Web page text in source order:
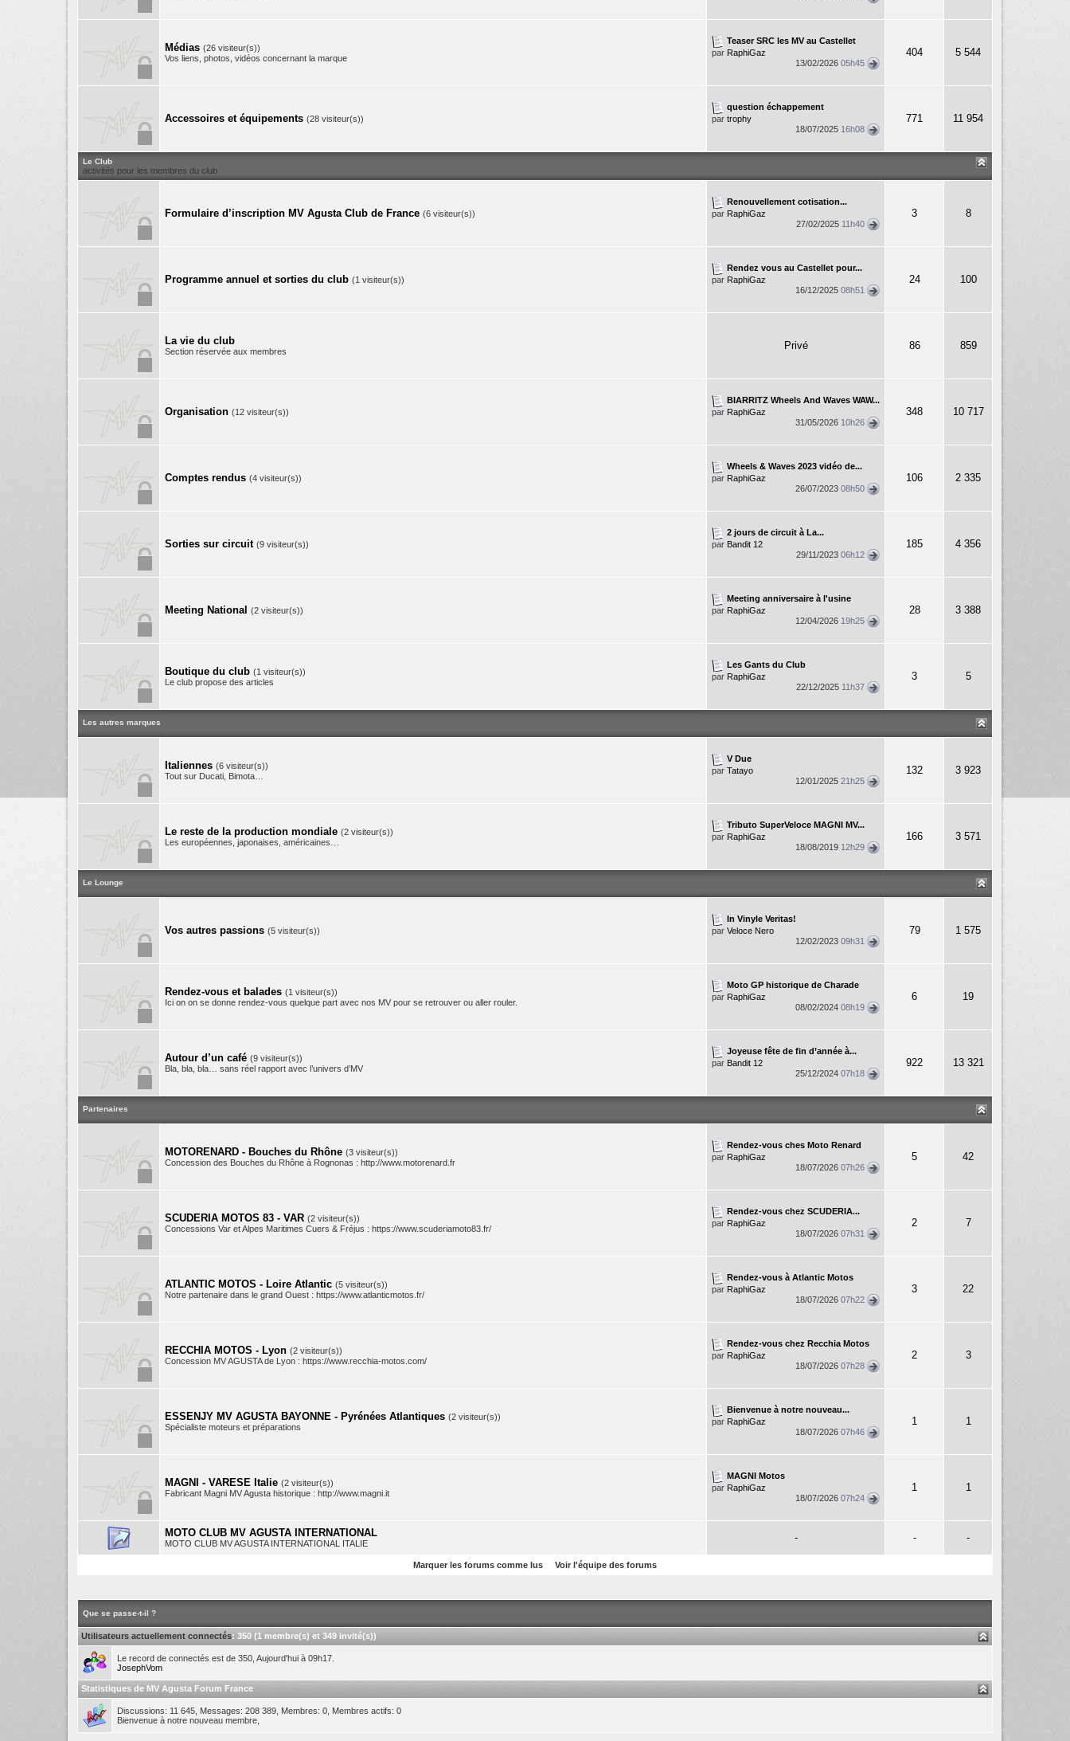
Médias (26 visiteur(s))
Vos liens, photos, vidéos concernant la marque
Teaser SRC les MV au Castellet
par RaphiGaz
13/02/2026 05h45
404 5 544
Accessoires et équipements (28 visiteur(s))
question échappement
par trophy
18/07/2025 16h08
771 11 954
Le Club
activités pour les membres du club
Formulaire d’inscription MV Agusta Club de France (6 visiteur(s))
Renouvellement cotisation...
par RaphiGaz
27/02/2025 11h40
3 8
Programme annuel et sorties du club (1 visiteur(s))
Rendez vous au Castellet pour...
par RaphiGaz
16/12/2025 08h51
24 100
La vie du club
Section réservée aux membres Privé 86 859
Organisation (12 visiteur(s))
BIARRITZ Wheels And Waves WAW...
par RaphiGaz
31/05/2026 10h26
348 10 717
Comptes rendus (4 visiteur(s))
Wheels & Waves 2023 vidéo de...
par RaphiGaz
26/07/2023 08h50
106 2 335
Sorties sur circuit (9 visiteur(s))
2 jours de circuit à La...
par Bandit 12
29/11/2023 06h12
185 4 356
Meeting National (2 visiteur(s))
Meeting anniversaire à l'usine
par RaphiGaz
12/04/2026 19h25
28 3 388
Boutique du club (1 visiteur(s))
Le club propose des articles
Les Gants du Club
par RaphiGaz
22/12/2025 11h37
3 5
Les autres marques
Italiennes (6 visiteur(s))
Tout sur Ducati, Bimota…
V Due
par Tatayo
12/01/2025 21h25
132 3 923
Le reste de la production mondiale (2 visiteur(s))
Les européennes, japonaises, américaines…
Tributo SuperVeloce MAGNI MV...
par RaphiGaz
18/08/2019 12h29
166 3 571
Le Lounge
Vos autres passions (5 visiteur(s))
In Vinyle Veritas!
par Veloce Nero
12/02/2023 09h31
79 1 575
Rendez-vous et balades (1 visiteur(s))
Ici on on se donne rendez-vous quelque part avec nos MV pour se retrouver ou aller rouler.
Moto GP historique de Charade
par RaphiGaz
08/02/2024 08h19
6 19
Autour d’un café (9 visiteur(s))
Bla, bla, bla… sans réel rapport avec l’univers d’MV
Joyeuse fête de fin d’année à...
par Bandit 12
25/12/2024 07h18
922 13 321
Partenaires
MOTORENARD - Bouches du Rhône (3 visiteur(s))
Concession des Bouches du Rhône à Rognonas : http://www.motorenard.fr
Rendez-vous ches Moto Renard
par RaphiGaz
18/07/2026 07h26
5 42
SCUDERIA MOTOS 83 - VAR (2 visiteur(s))
Concessions Var et Alpes Maritimes Cuers & Fréjus : https://www.scuderiamoto83.fr/
Rendez-vous chez SCUDERIA...
par RaphiGaz
18/07/2026 07h31
2 7
ATLANTIC MOTOS - Loire Atlantic (5 visiteur(s))
Notre partenaire dans le grand Ouest : https://www.atlanticmotos.fr/
Rendez-vous à Atlantic Motos
par RaphiGaz
18/07/2026 07h22
3 22
RECCHIA MOTOS - Lyon (2 visiteur(s))
Concession MV AGUSTA de Lyon : https://www.recchia-motos.com/
Rendez-vous chez Recchia Motos
par RaphiGaz
18/07/2026 07h28
2 3
ESSENJY MV AGUSTA BAYONNE - Pyrénées Atlantiques (2 visiteur(s))
Spécialiste moteurs et préparations
Bienvenue à notre nouveau...
par RaphiGaz
18/07/2026 07h46
1 1
MAGNI - VARESE Italie (2 visiteur(s))
Fabricant Magni MV Agusta historique : http://www.magni.it
MAGNI Motos
par RaphiGaz
18/07/2026 07h24
1 1
MOTO CLUB MV AGUSTA INTERNATIONAL
MOTO CLUB MV AGUSTA INTERNATIONAL ITALIE - - -
Marquer les forums comme lus Voir l'équipe des forums
Que se passe-t-il ?
Utilisateurs actuellement connectés: 350 (1 membre(s) et 349 invité(s))
Le record de connectés est de 350, Aujourd'hui à 09h17.
JosephVom
Statistiques de MV Agusta Forum France
Discussions: 11 645, Messages: 208 389, Membres: 0, Membres actifs: 0
Bienvenue à notre nouveau membre,